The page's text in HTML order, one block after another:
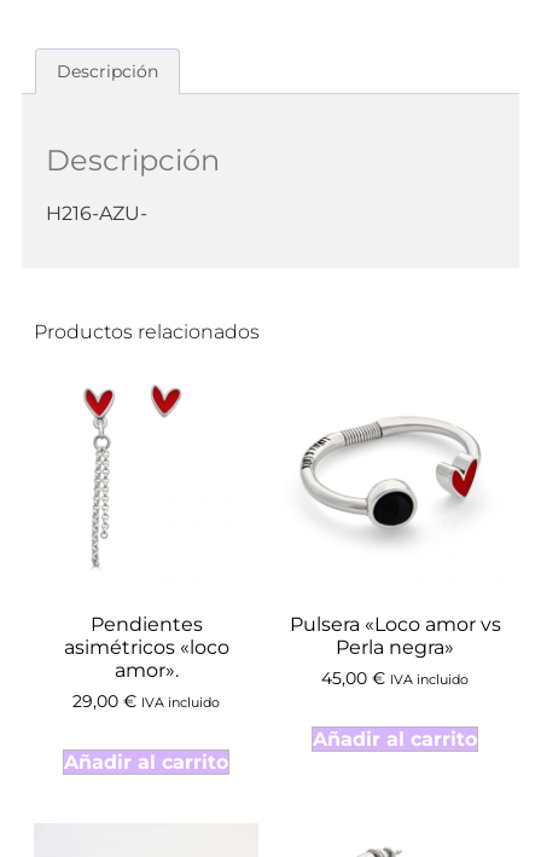
Descripción
Descripción
H216-AZU-
Productos relacionados
Pendientes
asimétricos «loco
amor».
29,00 € IVA incluido
Añadir al carrito
Pulsera «Loco amor vs
Perla negra»
45,00 € IVA incluido
Añadir al carrito